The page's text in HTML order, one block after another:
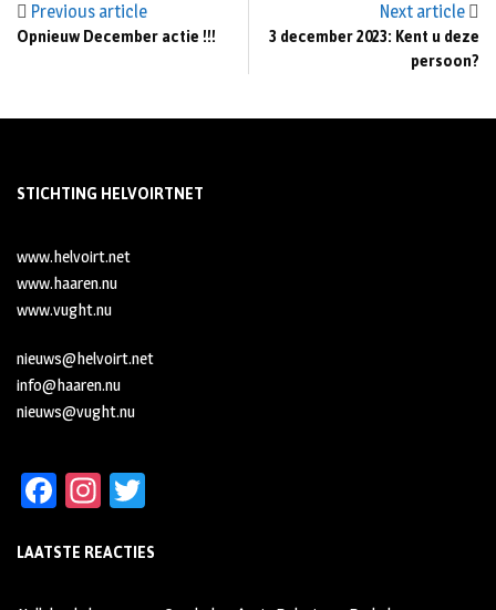
Previous article
Opnieuw December actie !!!
Next article
3 december 2023: Kent u deze
persoon?
STICHTING HELVOIRTNET
www.helvoirt.net
www.haaren.nu
www.vught.nu
nieuws@helvoirt.net
info@haaren.nu
nieuws@vught.nu
Fa
b
oo
In
ag tt
LAATSTE REACTIES